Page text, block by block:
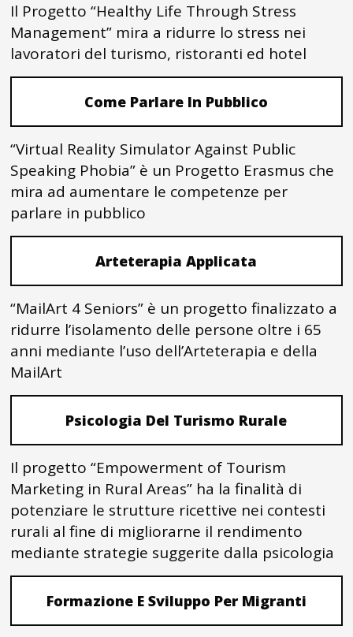
Il Progetto “Healthy Life Through Stress
Management” mira a ridurre lo stress nei
lavoratori del turismo, ristoranti ed hotel
Come Parlare In Pubblico
“Virtual Reality Simulator Against Public
Speaking Phobia” è un Progetto Erasmus che
mira ad aumentare le competenze per
parlare in pubblico
Arteterapia Applicata
“MailArt 4 Seniors” è un progetto finalizzato a
ridurre l’isolamento delle persone oltre i 65
anni mediante l’uso dell’Arteterapia e della
MailArt
Psicologia Del Turismo Rurale
Il progetto “Empowerment of Tourism
Marketing in Rural Areas” ha la finalità di
potenziare le strutture ricettive nei contesti
rurali al fine di migliorarne il rendimento
mediante strategie suggerite dalla psicologia
Formazione E Sviluppo Per Migranti